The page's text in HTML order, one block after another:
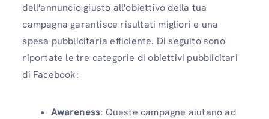
dell'annuncio giusto all'obiettivo della tua
campagna garantisce risultati migliori e una
spesa pubblicitaria efficiente. Di seguito sono
riportate le tre categorie di obiettivi pubblicitari
di Facebook:
Awareness: Queste campagne aiutano ad